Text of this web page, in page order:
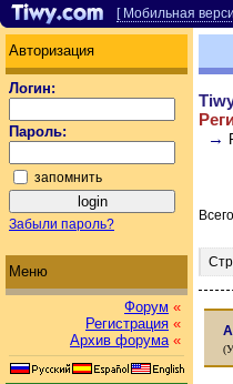
[ Мобильная
Авторизация
Логин:
Пароль:
запомнить
Забыли пароль?
Меню
Форум «
Регистрация «
Архив форума «
→